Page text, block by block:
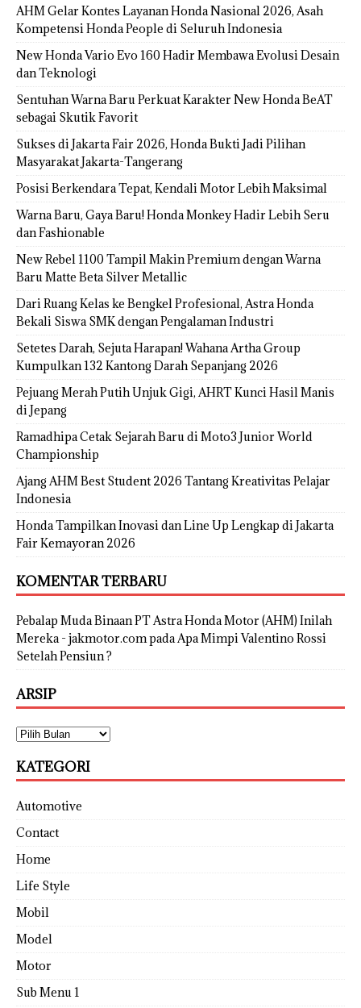
AHM Gelar Kontes Layanan Honda Nasional 2026, Asah
Kompetensi Honda People di Seluruh Indonesia
New Honda Vario Evo 160 Hadir Membawa Evolusi Desain
dan Teknologi
Sentuhan Warna Baru Perkuat Karakter New Honda BeAT
sebagai Skutik Favorit
Sukses di Jakarta Fair 2026, Honda Bukti Jadi Pilihan
Masyarakat Jakarta-Tangerang
Posisi Berkendara Tepat, Kendali Motor Lebih Maksimal
Warna Baru, Gaya Baru! Honda Monkey Hadir Lebih Seru
dan Fashionable
New Rebel 1100 Tampil Makin Premium dengan Warna
Baru Matte Beta Silver Metallic
Dari Ruang Kelas ke Bengkel Profesional, Astra Honda
Bekali Siswa SMK dengan Pengalaman Industri
Setetes Darah, Sejuta Harapan! Wahana Artha Group
Kumpulkan 132 Kantong Darah Sepanjang 2026
Pejuang Merah Putih Unjuk Gigi, AHRT Kunci Hasil Manis
di Jepang
Ramadhipa Cetak Sejarah Baru di Moto3 Junior World
Championship
Ajang AHM Best Student 2026 Tantang Kreativitas Pelajar
Indonesia
Honda Tampilkan Inovasi dan Line Up Lengkap di Jakarta
Fair Kemayoran 2026
KOMENTAR TERBARU
Pebalap Muda Binaan PT Astra Honda Motor (AHM) Inilah
Mereka - jakmotor.compada Apa Mimpi Valentino Rossi
Setelah Pensiun ?
ARSIP
KATEGORI
Automotive
Contact
Home
Life Style
Mobil
Model
Motor
Sub Menu 1